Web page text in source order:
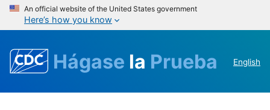
An official website of the United States government
Here’s how you know
Hágase la Prueba English